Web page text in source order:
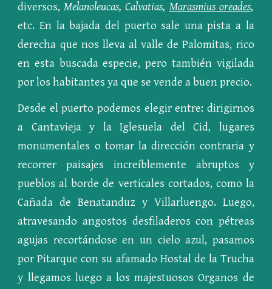
diversos,Melanoleucas, Calvatias, Marasmius oreades,
etc. En la bajada del puerto sale una pista a la
derecha que nos lleva al valle de Palomitas, rico
en esta buscada especie, pero también vigilada
por los habitantes ya que se vende a buen precio.
Desde el puerto podemos elegir entre: dirigirnos
a Cantavieja y la Iglesuela del Cid, lugares
monumentales o tomar la dirección contraria y
recorrer paisajes increíblemente abruptos y
pueblos al borde de verticales cortados, como la
Cañada de Benatanduz y Villarluengo. Luego,
atravesando angostos desfiladeros con pétreas
agujas recortándose en un cielo azul, pasamos
por Pitarque con su afamado Hostal de la Trucha
y llegamos luego a los majestuosos Organos de